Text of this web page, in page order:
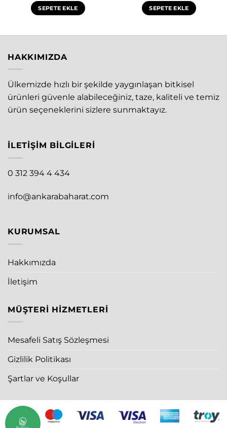
₺164,00.
SEPETE EKLE SEPETE EKLE
HAKKIMIZDA
Ülkemizde hızlı bir şekilde yaygınlaşan bitkisel
ürünleri güvenle alabileceğiniz, taze, kaliteli ve temiz
ürün seçeneklerini sizlere sunmaktayız.
İLETIŞIM BILGILERI
0 312 394 4 434
info@ankarabaharat.com
KURUMSAL
Hakkımızda
İletişim
MÜŞTERI HIZMETLERI
Mesafeli Satış Sözleşmesi
Gizlilik Politikası
Şartlar ve Koşullar